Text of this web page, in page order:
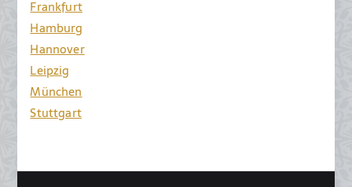
Frankfurt
Hamburg
Hannover
Leipzig
München
Stuttgart